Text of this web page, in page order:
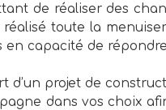
de réaliser des
toute la
en capacité de
d’un projet de
dans vos choix